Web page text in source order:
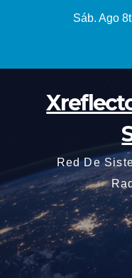
Sáb. Ago
Red De